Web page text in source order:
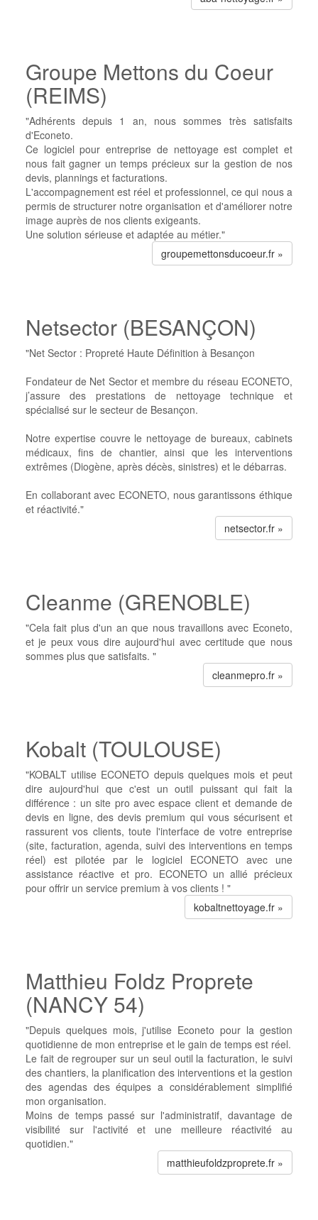
Groupe Mettons du Coeur
(REIMS)
"Adhérents depuis 1 an, nous sommes très satisfaits
d'Econeto.
Ce logiciel pour entreprise de nettoyage est complet et
nous fait gagner un temps précieux sur la gestion de nos
devis, plannings et facturations.
L'accompagnement est réel et professionnel, ce qui nous a
permis de structurer notre organisation et d'améliorer notre
image auprès de nos clients exigeants.
Une solution sérieuse et adaptée au métier."
groupemettonsducoeur.fr »
Netsector (BESANÇON)
"Net Sector : Propreté Haute Définition à Besançon
Fondateur de Net Sector et membre du réseau ECONETO,
j’assure des prestations de nettoyage technique et
spécialisé sur le secteur de Besançon.
Notre expertise couvre le nettoyage de bureaux, cabinets
médicaux, fins de chantier, ainsi que les interventions
extrêmes (Diogène, après décès, sinistres) et le débarras.
En collaborant avec ECONETO, nous garantissons éthique
et réactivité."
netsector.fr »
Cleanme (GRENOBLE)
"Cela fait plus d'un an que nous travaillons avec Econeto,
et je peux vous dire aujourd'hui avec certitude que nous
sommes plus que satisfaits. "
cleanmepro.fr »
Kobalt (TOULOUSE)
"KOBALT utilise ECONETO depuis quelques mois et peut
dire aujourd'hui que c'est un outil puissant qui fait la
différence : un site pro avec espace client et demande de
devis en ligne, des devis premium qui vous sécurisent et
rassurent vos clients, toute l'interface de votre entreprise
(site, facturation, agenda, suivi des interventions en temps
réel) est pilotée par le logiciel ECONETO avec une
assistance réactive et pro. ECONETO un allié précieux
pour offrir un service premium à vos clients ! "
kobaltnettoyage.fr »
Matthieu Foldz Proprete
(NANCY 54)
"Depuis quelques mois, j'utilise Econeto pour la gestion
quotidienne de mon entreprise et le gain de temps est réel.
Le fait de regrouper sur un seul outil la facturation, le suivi
des chantiers, la planification des interventions et la gestion
des agendas des équipes a considérablement simplifié
mon organisation.
Moins de temps passé sur l'administratif, davantage de
visibilité sur l'activité et une meilleure réactivité au
quotidien."
matthieufoldzproprete.fr »